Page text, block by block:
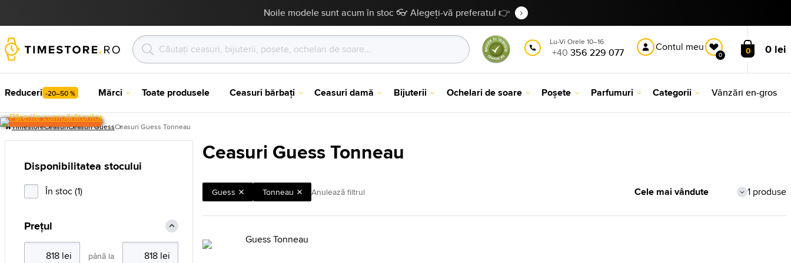
Noile modele sunt acum în stoc 👓 Alegeți-vă preferatul 👉
Lu-Vi Orele 10–16
+40 356 229 077 Contul meu
0 0 0 lei
Reduceri -20–50 % Mărci Toate produsele Ceasuri bărbați Ceasuri damă Bijuterii Ochelari de soare Poșete Parfumuri Categorii Vânzări en-gros
TimestoreCeasuriCeasuri GuessCeasuri Guess Tonneau
Ceasuri Guess Tonneau
Guess Tonneau Anulează filtrul 1 produse
Disponibilitatea stocului
În stoc (1)
Prețul
până la